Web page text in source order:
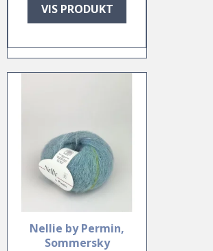
VIS PRODUKT
Nellie by Permin,
Sommersky